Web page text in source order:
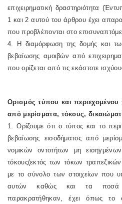
επιχειρηματική δραστηριότητα
1 και 2 αυτού του άρθρου έχει
που προβλέπονται στο
4. Η διαμόρφωση της δομής και
βεβαίωσης αμοιβών από
που ορίζεται από τις εκάστοτε
Ορισμός τύπου και
από μερίσματα, τόκους,
1. Ορίζουμε ότι ο τύπος και το
βεβαίωσης εισοδήματος από
νομικών οντοτήτων μη
τόκους(εκτός των τόκων
με το σύνολο των στοιχείων που
αυτών καθώς και τα ποσά
παρακρατήθηκαν, έχει όπως το